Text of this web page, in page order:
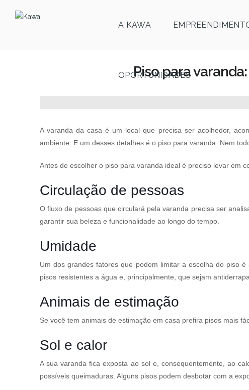
A KAWA
OPORTUNIDADES
Piso para
A varanda da casa é um local que precisa ser acolhedor,
ambiente. E um desses detalhes é o piso para varanda. Nem
Antes de escolher o piso para varanda ideal é preciso levar em
Circulação de pessoas
O fluxo de pessoas que circulará pela varanda precisa ser
garantir sua beleza e funcionalidade ao longo do tempo.
Umidade
Um dos grandes fatores que podem limitar a escolha do piso
pisos resistentes a água e, principalmente, que sejam
Animais de estimação
Se você tem animais de estimação em casa prefira pisos mais
Sol e calor
A sua varanda fica exposta ao sol e, consequentemente, ao
possíveis queimaduras. Alguns pisos podem desbotar com a